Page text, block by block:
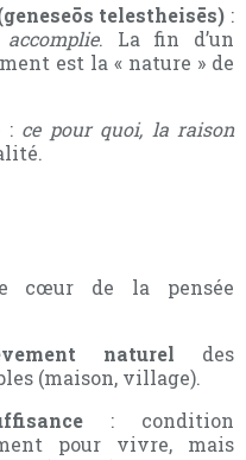
telestheisēs) :
. La fin d’un
est la « nature » de
: ce pour quoi, la raison
cœur de la pensée
naturel des
(maison, village).
: condition
pour vivre, mais